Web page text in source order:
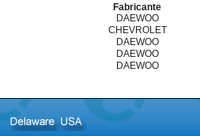
Fabricante
DAEWOO
CHEVROLET
DAEWOO
DAEWOO
DAEWOO